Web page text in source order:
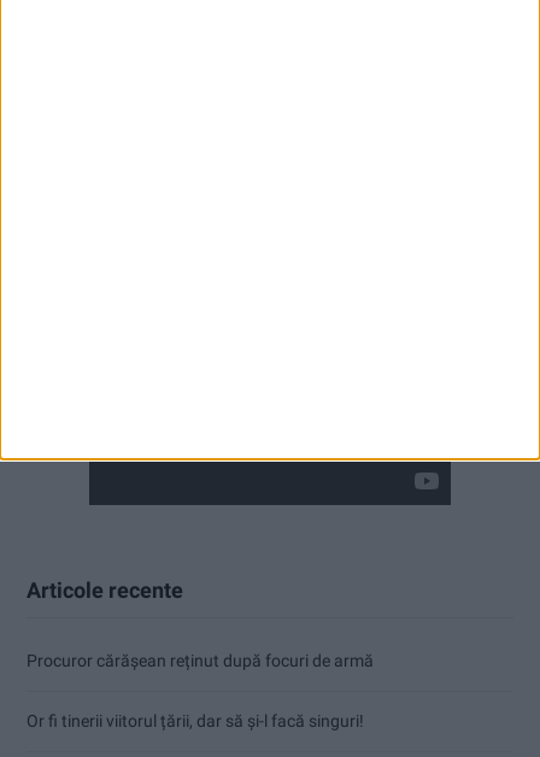
Articole recente
Procuror cărășean reținut după focuri de armă
Or fi tinerii viitorul țării, dar să și-l facă singuri!